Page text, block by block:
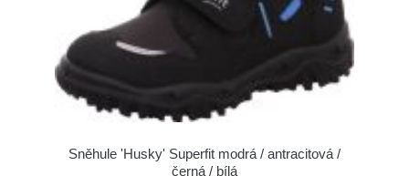
Sněhule 'Husky' Superfit modrá / antracitová /
černá / bílá